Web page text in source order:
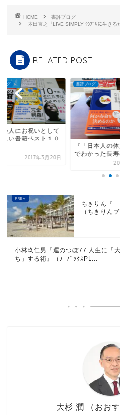
HOME
書評ブログ
本田直之『LIVE SIMPLY ｼﾝﾌﾟﾙに生きる
RELATED POST
ログ
会人にお祝いとして
たい書籍ベスト１０
2017年3月20日
書評ブログ
『「日本人の
でわかった長寿
ちきりん『
（ちきりん
小林玖仁男『運のつぼ77 人生に「
ち」する術』（ﾜﾆﾌﾞｯｸｽPL...
大杉 潤 （おおす